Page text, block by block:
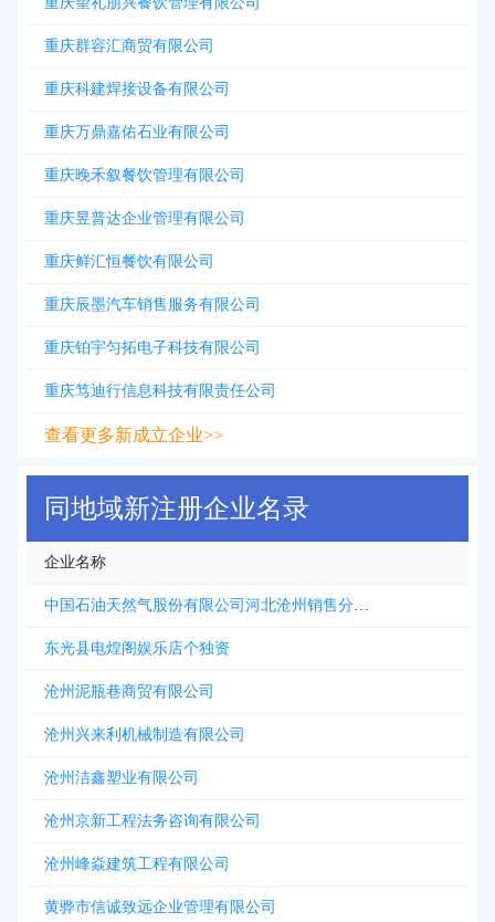
重庆群容汇商贸有限公司
重庆科建焊接设备有限公司
重庆万鼎嘉佑石业有限公司
重庆晚禾叙餐饮管理有限公司
重庆昱普达企业管理有限公司
重庆鲜汇恒餐饮有限公司
重庆辰墨汽车销售服务有限公司
重庆铂宇匀拓电子科技有限公司
重庆笃迪行信息科技有限责任公司
查看更多新成立企业>>
同地域新注册企业名录
企业名称
中国石油天然气股份有限公司河北沧州销售分公司青县浩运加油加气站
东光县电煌阁娱乐店个独资
沧州泥瓶巷商贸有限公司
沧州兴来利机械制造有限公司
沧州洁鑫塑业有限公司
沧州京新工程法务咨询有限公司
沧州峰焱建筑工程有限公司
黄骅市信诚致远企业管理有限公司